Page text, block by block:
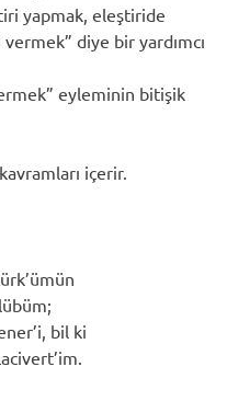
yapmak, eleştiride
diye bir yardımcı
eyleminin bitişik
içerir.
bil ki